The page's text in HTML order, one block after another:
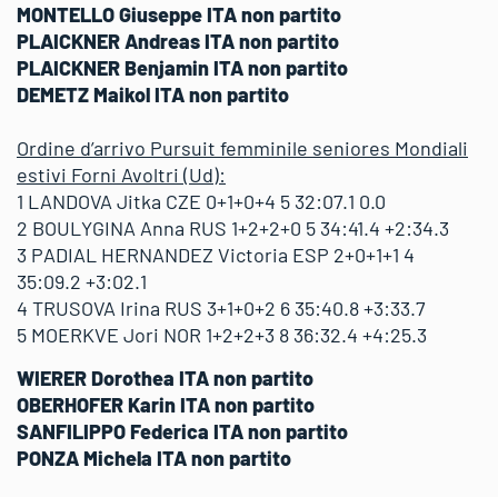
MONTELLO Giuseppe ITA non partito
PLAICKNER Andreas ITA non partito
PLAICKNER Benjamin ITA non partito
DEMETZ Maikol ITA non partito
Ordine d’arrivo Pursuit femminile seniores Mondiali
estivi Forni Avoltri (Ud):
1 LANDOVA Jitka CZE 0+1+0+4 5 32:07.1 0.0
2 BOULYGINA Anna RUS 1+2+2+0 5 34:41.4 +2:34.3
3 PADIAL HERNANDEZ Victoria ESP 2+0+1+1 4
35:09.2 +3:02.1
4 TRUSOVA Irina RUS 3+1+0+2 6 35:40.8 +3:33.7
5 MOERKVE Jori NOR 1+2+2+3 8 36:32.4 +4:25.3
WIERER Dorothea ITA non partito
OBERHOFER Karin ITA non partito
SANFILIPPO Federica ITA non partito
PONZA Michela ITA non partito